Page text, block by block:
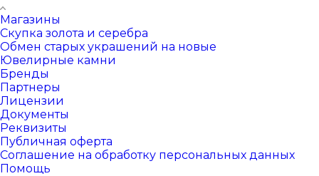
Магазины
Скупка золота и серебра
Обмен старых украшений на новые
Ювелирные камни
Бренды
Партнеры
Лицензии
Документы
Реквизиты
Публичная оферта
Соглашение на обработку персональных данных
Помощь